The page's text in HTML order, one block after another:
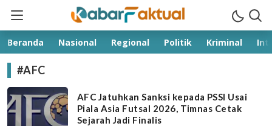
kabarfaktual.com
Terpercaya
Beranda Nasional Regional Politik Kriminal
#AFC
AFC Jatuhkan Sanksi kepada PSSI Usai
Piala Asia Futsal 2026, Timnas Cetak
Sejarah Jadi Finalis